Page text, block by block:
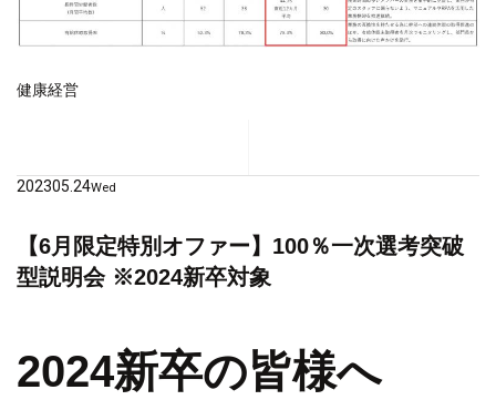
健康経営
202305.24Wed
【6月限定特別オファー】100％一次選考突破
型説明会 ※2024新卒対象
2024新卒の皆様へ